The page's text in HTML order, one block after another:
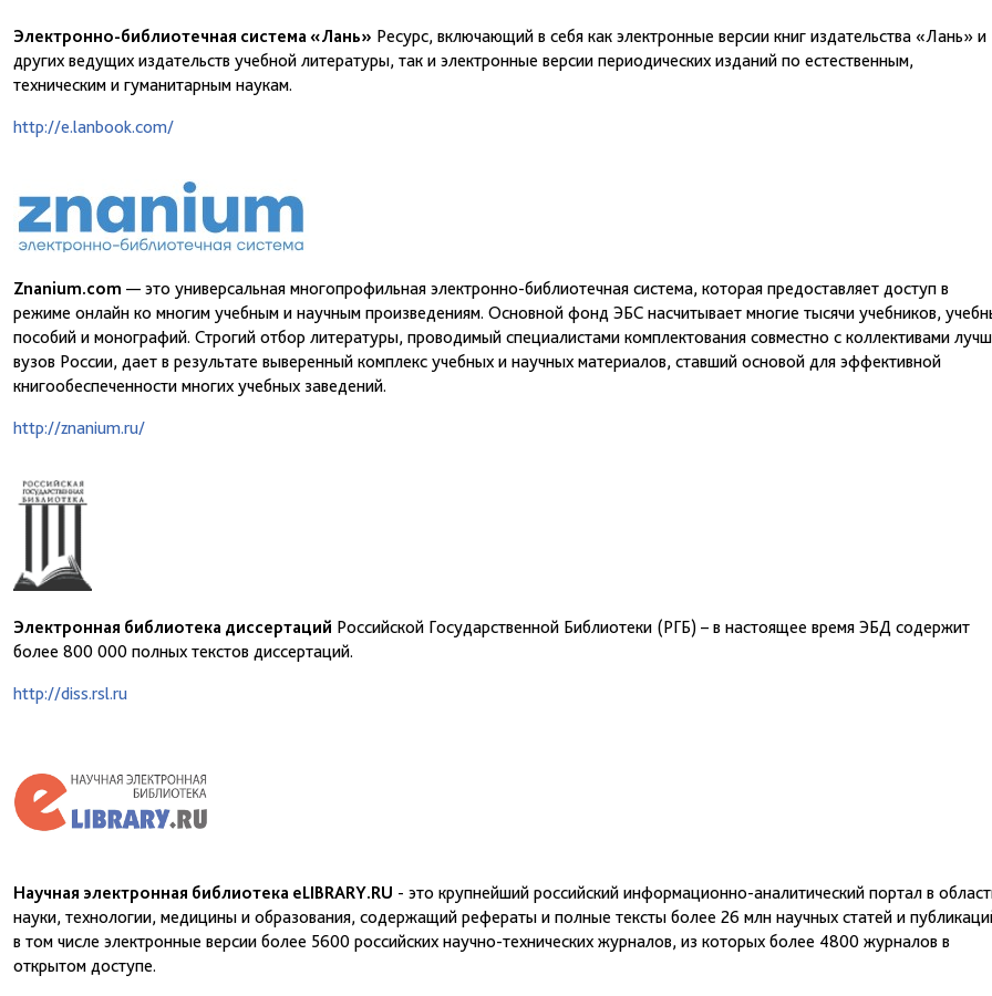
Электронно-библиотечная система «Лань» Ресурс, включающий в себя как электронные версии книг издательства «Лань» и
других ведущих издательств учебной литературы, так и электронные версии периодических изданий по естественным,
техническим и гуманитарным наукам.
http://e.lanbook.com/
Znanium.com — это универсальная многопрофильная электронно-библиотечная система, которая предоставляет доступ в
режиме онлайн ко многим учебным и научным произведениям. Основной фонд ЭБС насчитывает многие тысячи учебников,
пособий и монографий. Строгий отбор литературы, проводимый специалистами комплектования совместно с коллективами
вузов России, дает в результате выверенный комплекс учебных и научных материалов, ставший основой для эффективной
книгообеспеченности многих учебных заведений.
http://znanium.ru/
Электронная библиотека диссертаций Российской Государственной Библиотеки (РГБ) – в настоящее время ЭБД содержит
более 800 000 полных текстов диссертаций.
http://diss.rsl.ru
Научная электронная библиотека eLIBRARY.RU - это крупнейший российский информационно-аналитический портал в
науки, технологии, медицины и образования, содержащий рефераты и полные тексты более 26 млн научных статей и
в том числе электронные версии более 5600 российских научно-технических журналов, из которых более 4800 журналов в
открытом доступе.